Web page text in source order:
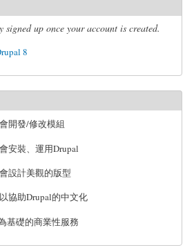
up once your account is created.
8
開發/修改模組
安裝、運用Drupal
設計美觀的版型
協助Drupal的中文化
基礎的商業性服務